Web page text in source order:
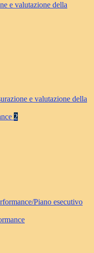
e valutazione della
e valutazione della
2
Piano esecutivo